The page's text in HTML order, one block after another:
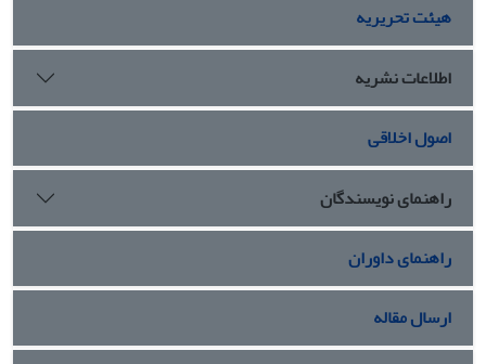
هیئت تحریریه
اطلاعات نشریه
اصول اخلاقی
راهنمای نویسندگان
راهنمای داوران
ارسال مقاله